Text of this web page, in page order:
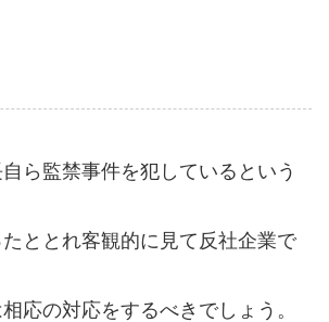
ら監禁事件を犯しているという
ととれ客観的に見て反社企業で
応の対応をするべきでしょう。